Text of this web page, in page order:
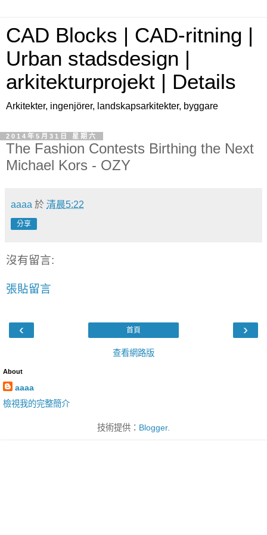
CAD Blocks | CAD-ritning |
Urban stadsdesign |
arkitekturprojekt | Details
Arkitekter, ingenjörer, landskapsarkitekter, byggare
2014年5月31日 星期六
The Fashion Contests Birthing the Next
Michael Kors - OZY
aaaa 於 清晨5:22
分享
沒有留言:
張貼留言
‹ ›
首頁
查看網路版
About
aaaa
檢視我的完整簡介
技術提供： Blogger.